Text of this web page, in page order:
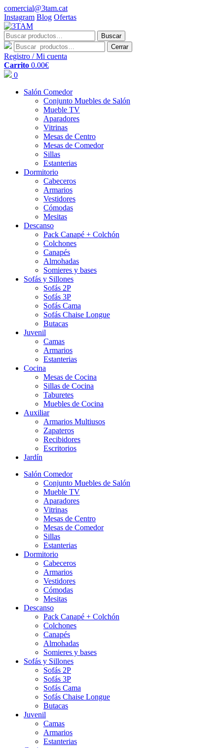
comercial@3tam.cat
Instagram Blog Ofertas
Buscar
por:
Buscar
Cerrar
Registro / Mi cuenta
Carrito 0.00€
0
Salón Comedor
Conjunto Muebles de Salón
Mueble TV
Aparadores
Vitrinas
Mesas de Centro
Mesas de Comedor
Sillas
Estanterias
Dormitorio
Cabeceros
Armarios
Vestidores
Cómodas
Mesitas
Descanso
Pack Canapé + Colchón
Colchones
Canapés
Almohadas
Somieres y bases
Sofás y Sillones
Sofás 2P
Sofás 3P
Sofás Cama
Sofás Chaise Longue
Butacas
Juvenil
Camas
Armarios
Estanterias
Cocina
Mesas de Cocina
Sillas de Cocina
Taburetes
Muebles de Cocina
Auxiliar
Armarios Multiusos
Zapateros
Recibidores
Escritorios
Jardín
Salón Comedor
Conjunto Muebles de Salón
Mueble TV
Aparadores
Vitrinas
Mesas de Centro
Mesas de Comedor
Sillas
Estanterias
Dormitorio
Cabeceros
Armarios
Vestidores
Cómodas
Mesitas
Descanso
Pack Canapé + Colchón
Colchones
Canapés
Almohadas
Somieres y bases
Sofás y Sillones
Sofás 2P
Sofás 3P
Sofás Cama
Sofás Chaise Longue
Butacas
Juvenil
Camas
Armarios
Estanterias